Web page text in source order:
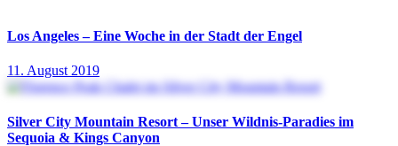
Los Angeles – Eine Woche in der Stadt der Engel
11. August 2019
Silver City Mountain Resort – Unser Wildnis-Paradies im
Sequoia & Kings Canyon